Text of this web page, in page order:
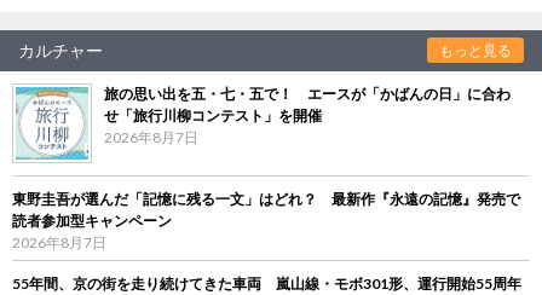
カルチャー もっと見る
旅の思い出を五・七・五で！ エースが「かばんの日」に合わ
せ「旅行川柳コンテスト」を開催
2026年8月7日
東野圭吾が選んだ「記憶に残る一文」はどれ？ 最新作『永遠の記憶』発売で
読者参加型キャンペーン
2026年8月7日
55年間、京の街を走り続けてきた車両 嵐山線・モボ301形、運行開始55周年